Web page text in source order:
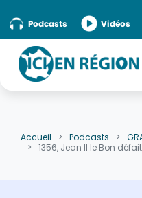
Podcasts Vidéos
Accueil»episode
Accueil Podcasts
1356, Jean II le Bon